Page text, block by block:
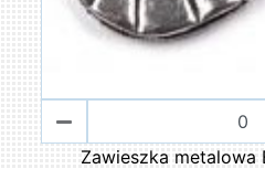
Zawieszka metalowa